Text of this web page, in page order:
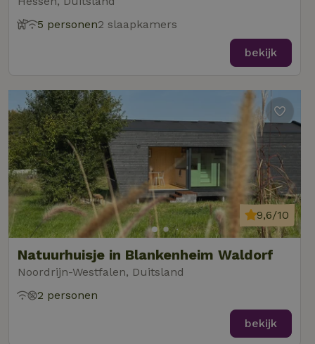
5 personen2 slaapkamers
bekijk
Natuurhuisje in Blankenheim Waldorf
Noordrijn-Westfalen, Duitsland
9,6/10
2 personen
bekijk